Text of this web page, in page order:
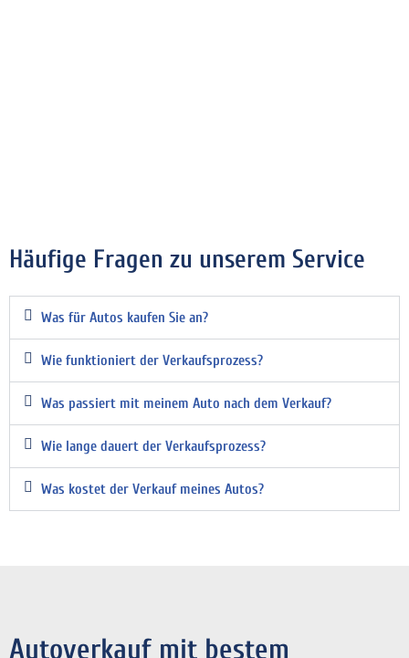
Häufige Fragen zu unserem Service
Was für Autos kaufen Sie an?
Wie funktioniert der Verkaufsprozess?
Was passiert mit meinem Auto nach dem Verkauf?
Wie lange dauert der Verkaufsprozess?
Was kostet der Verkauf meines Autos?
Autoverkauf mit bestem